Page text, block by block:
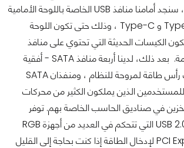
السُفلي من اللوحة) ، سنجد أمامنا منافذ USB الخاصة باللوحة الأمامية
في كلا النمطين Type-A و Type-C ، وذلك حتى تكون اللوحة
الكيسات الحديثة التي تحتوي على منافذ
Type-C في المقدمة. بعد ذلك، لدينا أربعة منافذ SATA - أفقية
لحسن الحظ - بجانب رأس طاقة لمروحة للنظام ، ومنفذان SATA
للمستخدمين الذين يملكون الكثير من محركات
في صناديق الحاسب الخاصة بهم. توفر
اللوحة أيضاً رؤوس USB 2.0 التي تتحكم في العديد من أجهزة RGB
ومنفذ PCI Express 6 pin لإدخال الطاقة إذا كنت بحاجة إلى القليل